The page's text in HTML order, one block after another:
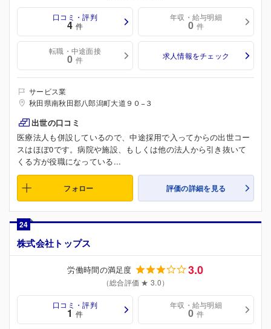
口コミ・評判
4 件
年収・給与明細
0 件
転職・中途面接
0 件 求人情報をチェック
サービス業
秋田県南秋田郡八郎潟町大道９０−３
出世の口コミ
医療法人も併設しているので、中途採用で入ってからの出世コー
スはほぼ0です。病院や施設、もしくは他の法人から引き抜いて
くる方が役職になっている...
フォロー 評価の詳細を見る
24
株式会社トップス
労働時間の満足度 3.0
（総合評価 ★ 3.0）
口コミ・評判
1 件
年収・給与明細
0 件